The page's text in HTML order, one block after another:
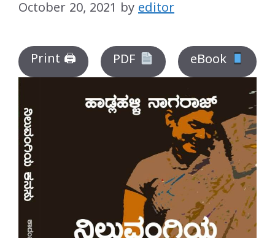
October 20, 2021 by editor
Print 🖨 PDF eBook